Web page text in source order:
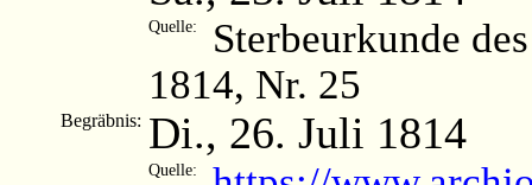
Quelle:
Sterbeurkunde
1814, Nr. 25
Begräbnis: Di., 26. Juli 1814
Quelle: